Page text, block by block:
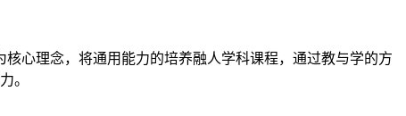
心理念，将通用能力的培养融人学科课程，通过教与学的方
。